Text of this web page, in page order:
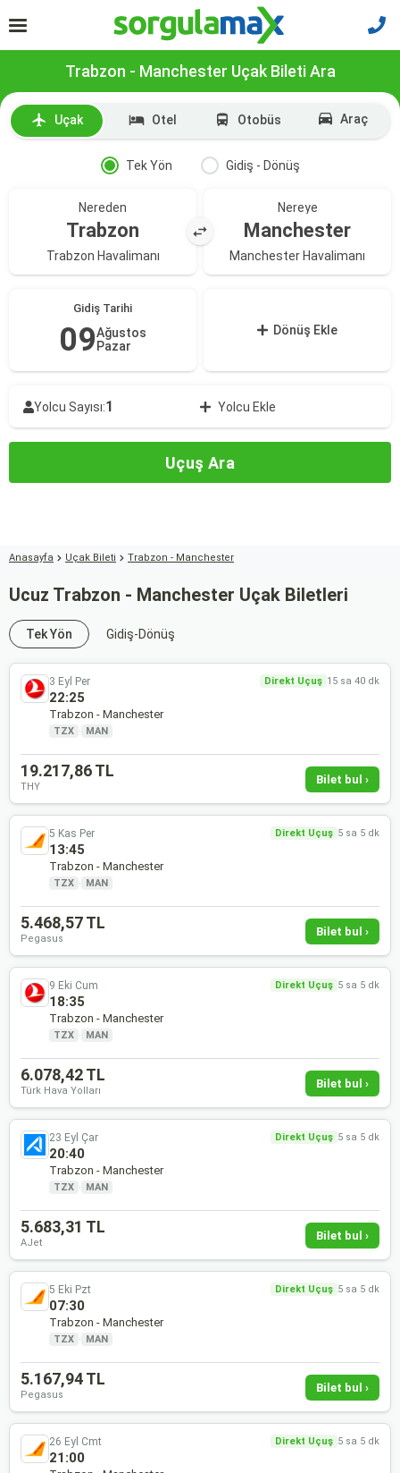
Trabzon - Manchester Uçak Bileti Ara
Uçak Otel Otobüs Araç
Tek Yön Gidiş - Dönüş
Nereden
Trabzon
Trabzon Havalimanı
Nereye
Manchester
Manchester Havalimanı
Gidiş Tarihi
09Ağustos
Pazar
Dönüş Ekle
Yolcu Sayısı:1 Yolcu Ekle
Uçuş Ara
Anasayfa Uçak Bileti Trabzon - Manchester
Ucuz Trabzon - Manchester Uçak Biletleri
Tek Yön Gidiş-Dönüş
3 Eyl Per Direkt Uçuş 15 sa 40 dk
22:25
Trabzon - Manchester
TZX · MAN
19.217,86 TL
THY
Bilet bul ›
5 Kas Per Direkt Uçuş 5 sa 5 dk
13:45
Trabzon - Manchester
TZX · MAN
5.468,57 TL
Pegasus
Bilet bul ›
9 Eki Cum Direkt Uçuş 5 sa 5 dk
18:35
Trabzon - Manchester
TZX · MAN
6.078,42 TL
Türk Hava Yolları
Bilet bul ›
23 Eyl Çar Direkt Uçuş 5 sa 5 dk
20:40
Trabzon - Manchester
TZX · MAN
5.683,31 TL
AJet
Bilet bul ›
5 Eki Pzt Direkt Uçuş 5 sa 5 dk
07:30
Trabzon - Manchester
TZX · MAN
5.167,94 TL
Pegasus
Bilet bul ›
26 Eyl Cmt Direkt Uçuş 5 sa 5 dk
21:00